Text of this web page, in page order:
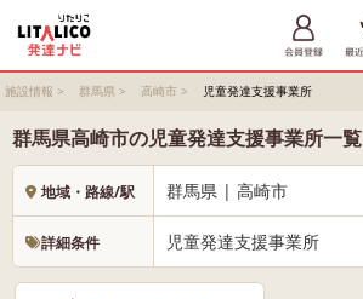
施設情報 > 群馬県 > 高崎市 > 児童発達支援事業所
群馬県高崎市の児童発達支援事業所一覧
地域・路線/駅 群馬県 | 高崎市
詳細条件 児童発達支援事業所